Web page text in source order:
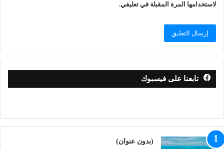
لاستخدامها المرة المقبلة في تعليقي.
تابعنا على فيسبوك
(بدون عنوان)